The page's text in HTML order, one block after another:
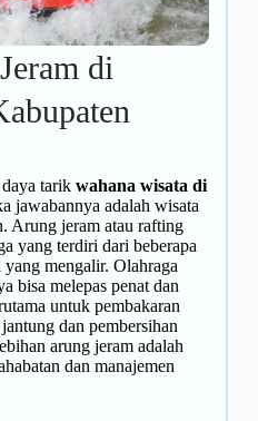
di
tarik wahana wisata di
jawabannya adalah wisata
Arung jeramatau rafting
yang terdiri dari beberapa
mengalir. Olahraga
bisa melepas penat dan
untuk pembakaran
dan pembersihan
arung jeram adalah
dan manajemen